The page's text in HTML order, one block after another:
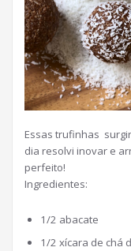
Essas trufinhas
dia resolvi inovar e
perfeito!
Ingredientes:
1/2 abacate
1/2 xícara de chá